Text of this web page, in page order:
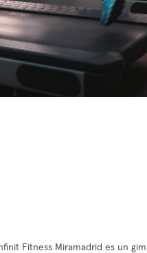
Fitness Miramadrid es un